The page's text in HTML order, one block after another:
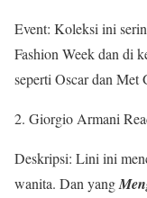
Event: Koleksi ini
Fashion Week dan di
seperti Oscar dan Met
2. Giorgio Armani
Deskripsi: Lini ini
wanita. Dan yang